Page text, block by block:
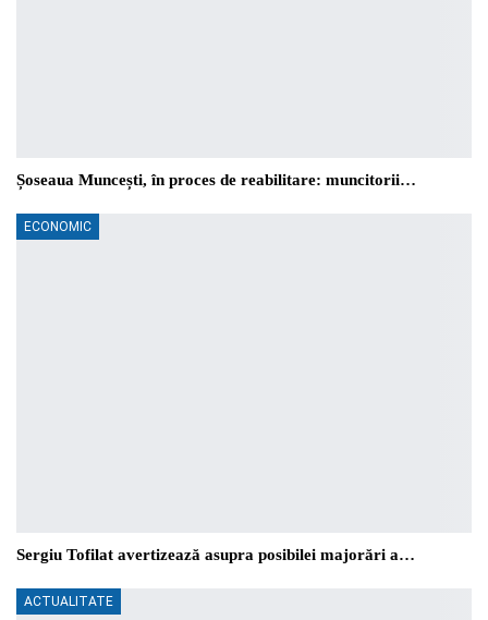
Șoseaua Muncești, în proces de reabilitare: muncitorii…
ECONOMIC
Sergiu Tofilat avertizează asupra posibilei majorări a…
ACTUALITATE